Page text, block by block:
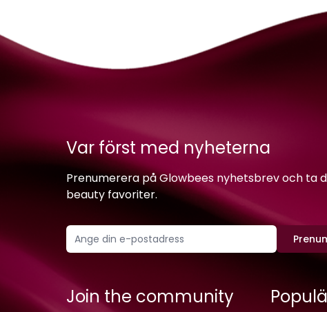
Var först med nyheterna
Prenumerera på Glowbees nyhetsbrev och ta
beauty favoriter.
Join the community